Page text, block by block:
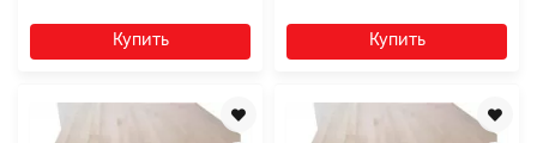
Купить Купить